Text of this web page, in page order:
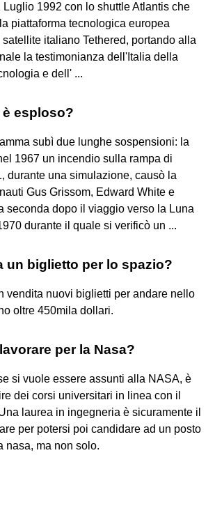
1992 con lo shuttle Atlantis che
piattaforma tecnologica europea
italiano Tethered, portando alla
la testimonianza dell'Italia della
e dell' ...
esploso?
subì due lunghe sospensioni: la
1967 un incendio sulla rampa di
durante una simulazione, causò la
Gus Grissom, Edward White e
seconda dopo il viaggio verso la Luna
durante il quale si verificò un ...
un biglietto per lo spazio?
vendita nuovi biglietti per andare nello
oltre 450mila dollari.
per la Nasa?
si vuole essere assunti alla NASA, è
dei corsi universitari in linea con il
laurea in ingegneria è sicuramente il
per potersi poi candidare ad un posto
nasa, ma non solo.